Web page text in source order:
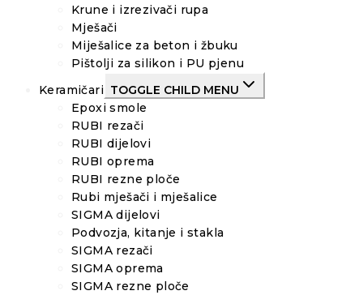
Krune i izrezivači rupa
Mješači
Miješalice za beton i žbuku
Pištolji za silikon i PU pjenu
Keramičari TOGGLE CHILD MENU
Epoxi smole
RUBI rezači
RUBI dijelovi
RUBI oprema
RUBI rezne ploče
Rubi mješači i mješalice
SIGMA dijelovi
Podvozja, kitanje i stakla
SIGMA rezači
SIGMA oprema
SIGMA rezne ploče